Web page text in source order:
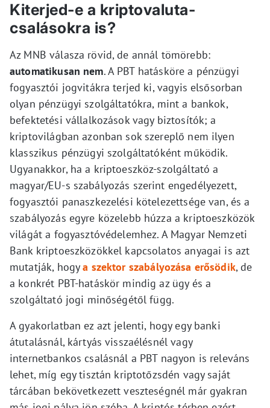
Kiterjed-e a kriptovaluta-
csalásokra is?
Az MNB válasza rövid, de annál tömörebb:
automatikusan nem. A PBT hatásköre a pénzügyi
fogyasztói jogvitákra terjed ki, vagyis elsősorban
olyan pénzügyi szolgáltatókra, mint a bankok,
befektetési vállalkozások vagy biztosítók; a
kriptovilágban azonban sok szereplő nem ilyen
klasszikus pénzügyi szolgáltatóként működik.
Ugyanakkor, ha a kriptoeszköz-szolgáltató a
magyar/EU-s szabályozás szerint engedélyezett,
fogyasztói panaszkezelési kötelezettsége van, és a
szabályozás egyre közelebb húzza a kriptoeszközök
világát a fogyasztóvédelemhez. A Magyar Nemzeti
Bank kriptoeszközökkel kapcsolatos anyagai is azt
mutatják, hogya szektor szabályozása erősödik, de
a konkrét PBT-hatáskör mindig az ügy és a
szolgáltató jogi minőségétől függ.
A gyakorlatban ez azt jelenti, hogy egy banki
átutalásnál, kártyás visszaélésnél vagy
internetbankos csalásnál a PBT nagyon is releváns
lehet, míg egy tisztán kriptotőzsdén vagy saját
tárcában bekövetkezett veszteségnél már gyakran